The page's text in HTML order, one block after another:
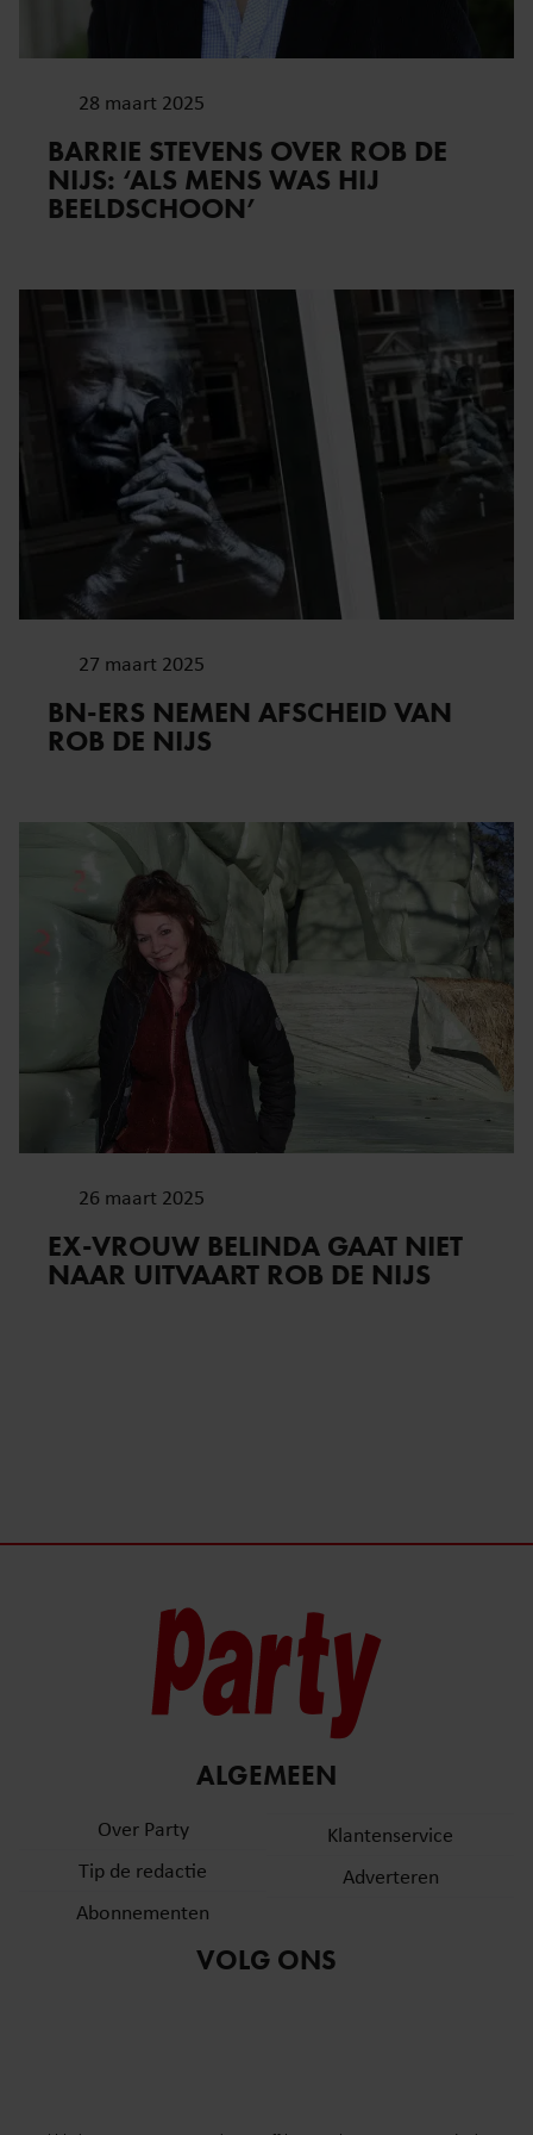
28 maart 2025
BARRIE STEVENS OVER ROB DE
NIJS: ‘ALS MENS WAS HIJ
BEELDSCHOON’
27 maart 2025
BN-ERS NEMEN AFSCHEID VAN
ROB DE NIJS
26 maart 2025
EX-VROUW BELINDA GAAT NIET
NAAR UITVAART ROB DE NIJS
ALGEMEEN
Over Party
Tip de redactie
Abonnementen
Klantenservice
Adverteren
VOLG ONS